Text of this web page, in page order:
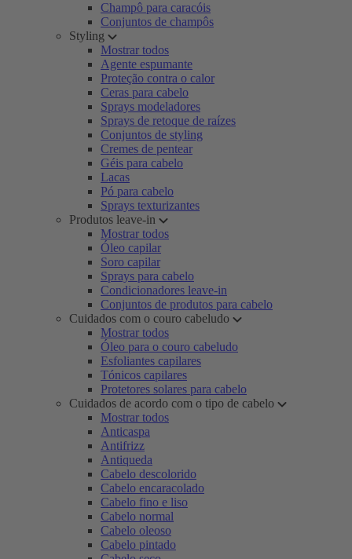
Champô para caracóis
Conjuntos de champôs
Styling
Mostrar todos
Agente espumante
Proteção contra o calor
Ceras para cabelo
Sprays modeladores
Sprays de retoque de raízes
Conjuntos de styling
Cremes de pentear
Géis para cabelo
Lacas
Pó para cabelo
Sprays texturizantes
Produtos leave-in
Mostrar todos
Óleo capilar
Soro capilar
Sprays para cabelo
Condicionadores leave-in
Conjuntos de produtos para cabelo
Cuidados com o couro cabeludo
Mostrar todos
Óleo para o couro cabeludo
Esfoliantes capilares
Tónicos capilares
Protetores solares para cabelo
Cuidados de acordo com o tipo de cabelo
Mostrar todos
Anticaspa
Antifrizz
Antiqueda
Cabelo descolorido
Cabelo encaracolado
Cabelo fino e liso
Cabelo normal
Cabelo oleoso
Cabelo pintado